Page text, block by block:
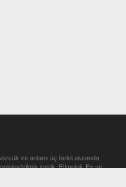
ve anlamı üç farklı aksanda
içerik. Etimoloji, Eş ve